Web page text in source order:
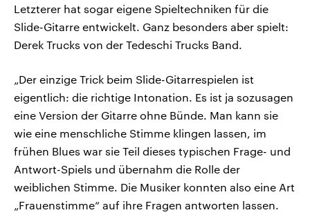
Letzterer hat sogar eigene Spieltechniken für die
Slide-Gitarre entwickelt. Ganz besonders aber spielt:
Derek Trucks von der Tedeschi Trucks Band.
„Der einzige Trick beim Slide-Gitarrespielen ist
eigentlich: die richtige Intonation. Es ist ja sozusagen
eine Version der Gitarre ohne Bünde. Man kann sie
wie eine menschliche Stimme klingen lassen, im
frühen Blues war sie Teil dieses typischen Frage- und
Antwort-Spiels und übernahm die Rolle der
weiblichen Stimme. Die Musiker konnten also eine Art
„Frauenstimme“ auf ihre Fragen antworten lassen.